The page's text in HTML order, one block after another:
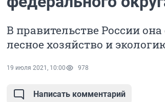
В правительстве России
лесное хозяйство и
19 июля 2021, 10:00 978
Написать комментарий